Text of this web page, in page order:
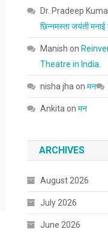
Dr. Pradeep
छिन्नमस्ता जयंती मनाई
Manish on
Theatre in India.
nisha jha onमन
Ankita onमन
ARCHIVES
August 2026
July 2026
June 2026